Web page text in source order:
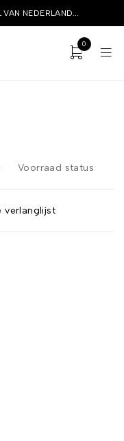
VAN NEDERLAND...
0
Voorraad status
verlanglijst